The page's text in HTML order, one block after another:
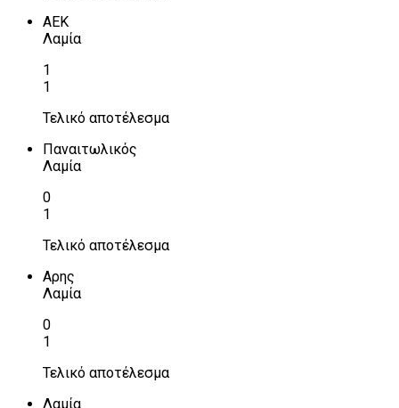
ΑΕΚ
Λαμία
1
1
Τελικό αποτέλεσμα
Παναιτωλικός
Λαμία
0
1
Τελικό αποτέλεσμα
Αρης
Λαμία
0
1
Τελικό αποτέλεσμα
Λαμία